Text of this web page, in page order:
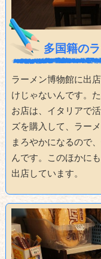
多国籍の
ラーメン博物館に出
けじゃないんです。
お店は、イタリアで
ズを購入して、ラー
まろやかになるので
んです。このほかに
出店しています。